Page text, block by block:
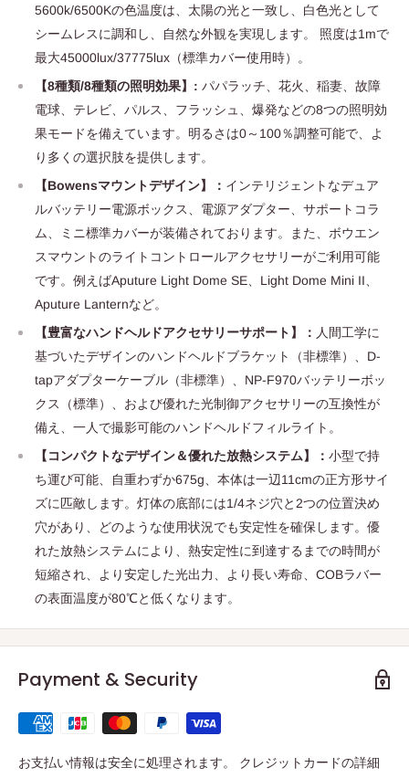
5600k/6500Kの色温度は、太陽の光と一致し、白色光として
シームレスに調和し、自然な外観を実現します。 照度は1mで
最大45000lux/37775lux（標準カバー使用時）。
【8種類/8種類の照明効果】: パパラッチ、花火、稲妻、故障
電球、テレビ、パルス、フラッシュ、爆発などの8つの照明効
果モードを備えています。明るさは0～100％調整可能で、よ
り多くの選択肢を提供します。
【Bowensマウントデザイン】： インテリジェントなデュア
ルバッテリー電源ボックス、電源アダプター、サポートコラ
ム、ミニ標準カバーが装備されております。また、ボウエン
スマウントのライトコントロールアクセサリーがご利用可能
です。例えばAputure Light Dome SE、Light Dome Mini II、
Aputure Lanternなど。
【豊富なハンドヘルドアクセサリーサポート】： 人間工学に
基づいたデザインのハンドヘルドブラケット（非標準）、D-
tapアダプターケーブル（非標準）、NP-F970バッテリーボッ
クス（標準）、および優れた光制御アクセサリーの互換性が
備え、一人で撮影可能のハンドヘルドフィルライト。
【コンパクトなデザイン＆優れた放熱システム】： 小型で持
ち運び可能、自重わずか675g、本体は一辺11cmの正方形サイ
ズに匹敵します。灯体の底部には1/4ネジ穴と2つの位置決め
穴があり、どのような使用状況でも安定性を確保します。優
れた放熱システムにより、熱安定性に到達するまでの時間が
短縮され、より安定した光出力、より長い寿命、COBラバー
の表面温度が80℃と低くなります。
Payment & Security
お支払い情報は安全に処理されます。 クレジットカードの詳細